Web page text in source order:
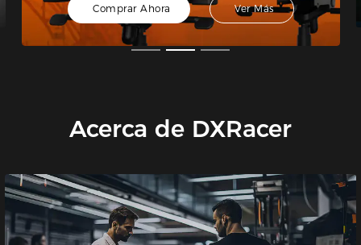
Comprar Ahora Ver Más
Acerca de DXRacer